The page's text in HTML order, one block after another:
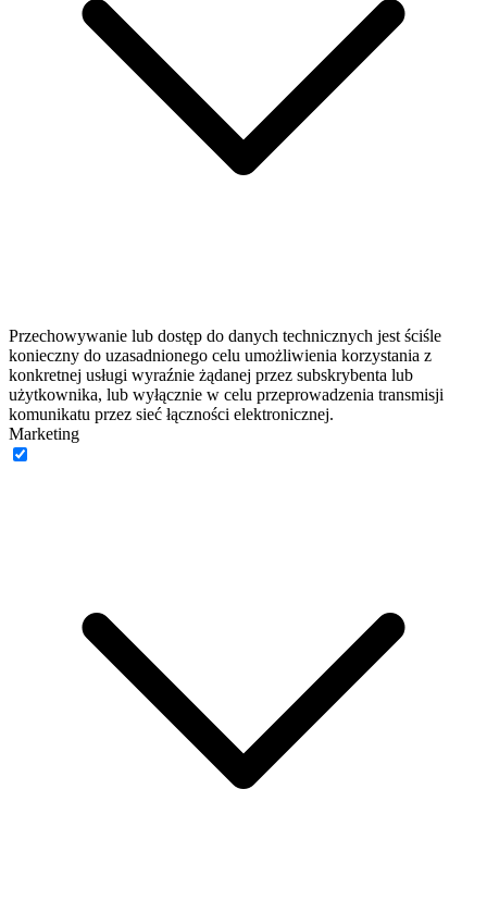
Przechowywanie lub dostęp do danych technicznych jest ściśle
konieczny do uzasadnionego celu umożliwienia korzystania z
konkretnej usługi wyraźnie żądanej przez subskrybenta lub
użytkownika, lub wyłącznie w celu przeprowadzenia transmisji
komunikatu przez sieć łączności elektronicznej.
Marketing